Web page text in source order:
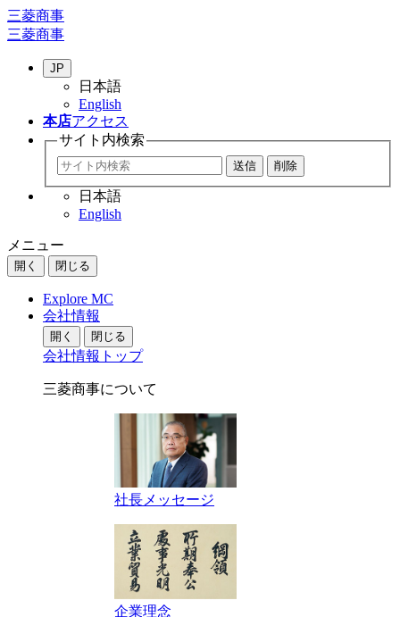
三菱商事
三菱商事
JP
日本語
English
本店アクセス
サイト内検索
日本語
English
メニュー
開く 閉じる
Explore MC
会社情報
開く 閉じる
会社情報トップ
三菱商事について
社長メッセージ
企業理念